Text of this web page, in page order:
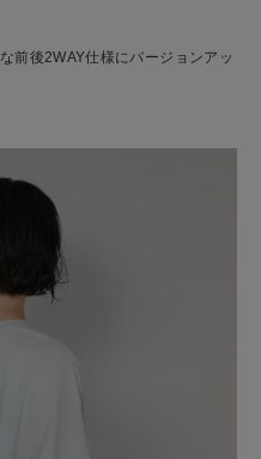
前後2WAY仕様にバージョンアッ